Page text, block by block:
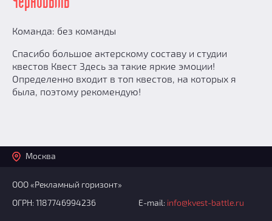
Команда: без команды
Спасибо большое актерскому составу и студии
квестов Квест Здесь за такие яркие эмоции!
Определенно входит в топ квестов, на которых я
была, поэтому рекомендую!
Москва
ООО «Рекламный горизонт»
ОГРН: 1187746994236
E-mail: info@kvest-battle.ru